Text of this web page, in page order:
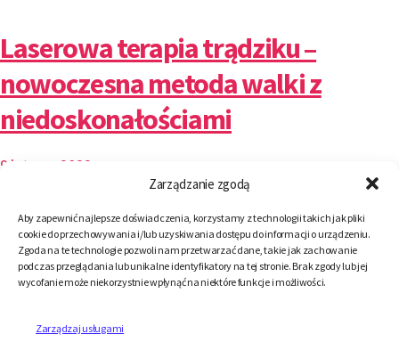
Zarządzanie zgodą
Aby zapewnić najlepsze doświadczenia, korzystamy z technologii takich jak pliki
cookie do przechowywania i/lub uzyskiwania dostępu do informacji o urządzeniu.
Zgoda na te technologie pozwoli nam przetwarzać dane, takie jak zachowanie
podczas przeglądania lub unikalne identyfikatory na tej stronie. Brak zgody lub jej
wycofanie może niekorzystnie wpłynąć na niektóre funkcje i możliwości.
Zarządzaj usługami
Laserowa terapia trądziku –
nowoczesna metoda walki z
niedoskonałościami
9 lutego, 2026
Fotona 4D innowacyjny zabieg
działający na wielu głębokościach
skóry